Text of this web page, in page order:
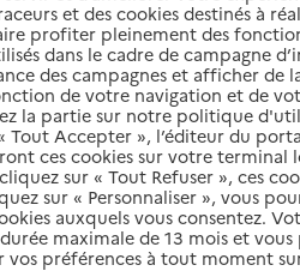
autour de Josselin
et des cookies destinés à
profiter pleinement des
dans le cadre de campagne
des campagnes et afficher de
de votre navigation et de
la partie sur notre politique
Tout Accepter », l’éditeur du
ces cookies sur votre terminal
sur « Tout Refuser », ces
sur « Personnaliser », vous
auxquels vous consentez.
maximale de 13 mois et
préférences à tout moment